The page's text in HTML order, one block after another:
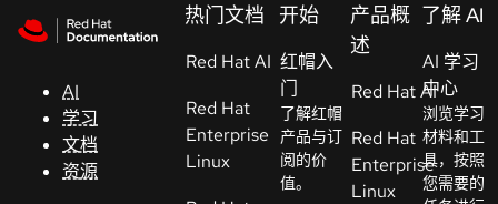
AI
学习
文档
资源
持
控制台
（Console）
热门文档
Red Hat AI
Red Hat
Enterprise
Linux
开始
红帽入
门
了解红帽
产品与订
阅的价
值。
产品概
述
Red Hat AI
Red Hat
Enterprise
Linux
了解 AI
AI 学习
中心
浏览学习
材料和工
具，按照
您需要的